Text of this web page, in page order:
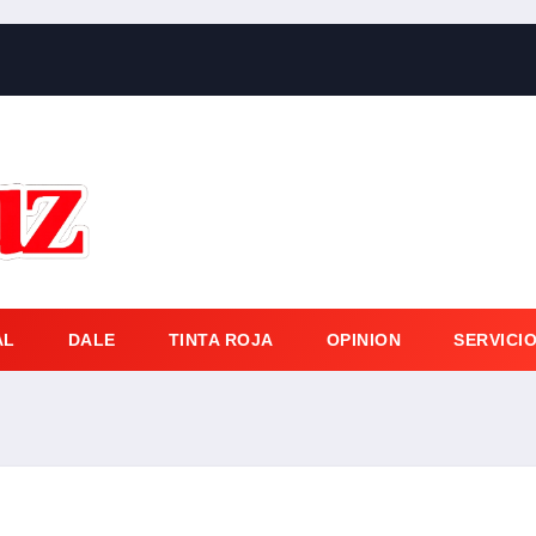
DALE TINTA ROJA OPINION